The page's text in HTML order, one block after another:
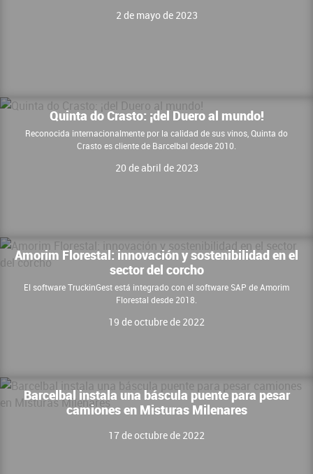
2 de mayo de 2023
Quinta do Crasto: ¡del Duero al mundo!
Reconocida internacionalmente por la calidad de sus vinos, Quinta do
Crasto es cliente de Barcelbal desde 2010.
20 de abril de 2023
Amorim Florestal: innovación y sostenibilidad en el
sector del corcho
El software TruckinGest está integrado con el software SAP de Amorim
Florestal desde 2018.
19 de octubre de 2022
Barcelbal instala una báscula puente para pesar
camiones en Misturas Milenares
17 de octubre de 2022